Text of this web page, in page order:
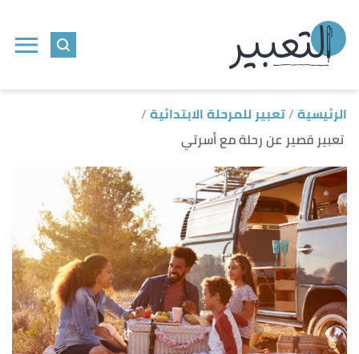
الرئيسية تعبير للمرحلة الابتدائية
تعبير قصير عن رحلة مع أسرتي